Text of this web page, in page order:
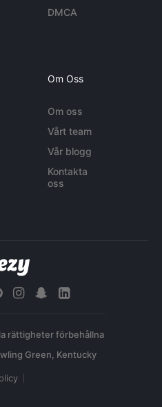
DMCA
Om Oss
Om oss
Vårt team
Vår blogg
Kontakta
oss
rättigheter förbehållna